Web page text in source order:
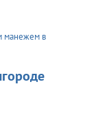
манежем в